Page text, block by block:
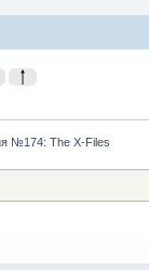
№174: The X-Files